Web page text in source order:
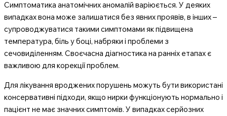
Симптоматика анатомічних аномалій варіюється. У деяких
випадках вона може залишатися без явних проявів, в інших –
супроводжуватися такими симптомами як підвищена
температура, біль у боці, набряки і проблеми з
сечовиділенням. Своєчасна діагностика на ранніх етапах є
важливою для корекції проблем.
Для лікування вроджених порушень можуть бути використані
консервативні підходи, якщо нирки функціонують нормально і
пацієнт не має значних симптомів. У випадках серйозних